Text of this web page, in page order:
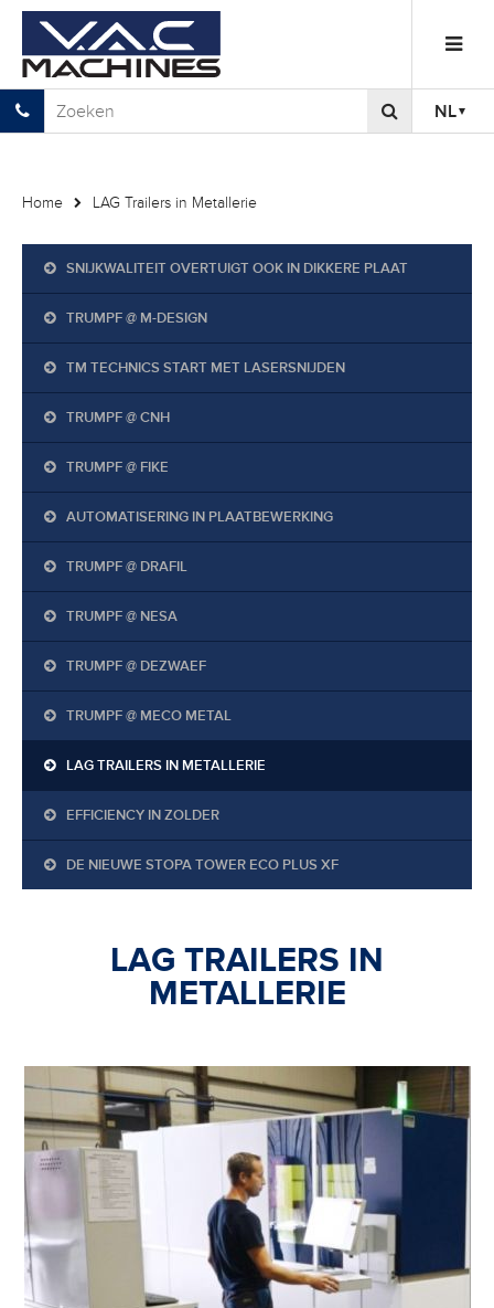
NL
Home LAG Trailers in Metallerie
SNIJKWALITEIT OVERTUIGT OOK IN DIKKERE PLAAT
TRUMPF @ M-DESIGN
TM TECHNICS START MET LASERSNIJDEN
TRUMPF @ CNH
TRUMPF @ FIKE
AUTOMATISERING IN PLAATBEWERKING
TRUMPF @ DRAFIL
TRUMPF @ NESA
TRUMPF @ DEZWAEF
TRUMPF @ MECO METAL
LAG TRAILERS IN METALLERIE
EFFICIENCY IN ZOLDER
DE NIEUWE STOPA TOWER ECO PLUS XF
LAG TRAILERS IN
METALLERIE